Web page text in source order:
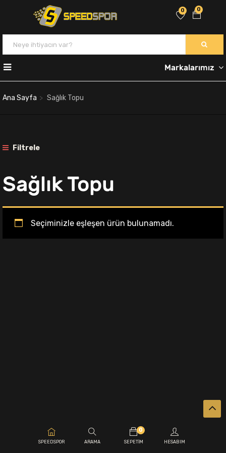
0
0
Markalarımız
Ana Sayfa Sağlık Topu
Filtrele
Sağlık Topu
Seçiminizle eşleşen ürün bulunamadı.
SPEEDSPOR ARAMA
0
SEPETIM HESABIM